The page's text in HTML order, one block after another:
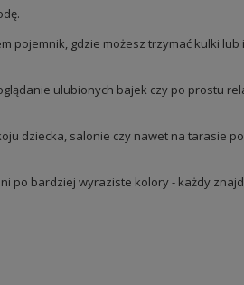
pojemnik, gdzie możesz trzymać kulki lub
ulubionych bajek czy po prostu
dziecka, salonie czy nawet na tarasie
po bardziej wyraziste kolory - każdy